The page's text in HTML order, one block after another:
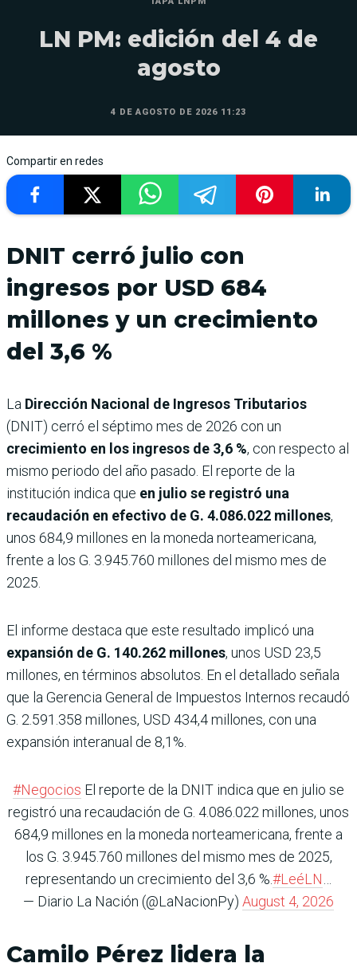
LN PM: edición del 4 de
agosto
4 DE AGOSTO DE 2026 11:23
Compartir en redes
DNIT cerró julio con
ingresos por USD 684
millones y un crecimiento
del 3,6 %
La Dirección Nacional de Ingresos Tributarios
(DNIT) cerró el séptimo mes de 2026 con un
crecimiento en los ingresos de 3,6 %, con respecto al
mismo periodo del año pasado. El reporte de la
institución indica que en julio se registró una
recaudación en efectivo de G. 4.086.022 millones,
unos 684,9 millones en la moneda norteamericana,
frente a los G. 3.945.760 millones del mismo mes de
2025.
El informe destaca que este resultado implicó una
expansión de G. 140.262 millones, unos USD 23,5
millones, en términos absolutos. En el detallado señala
que la Gerencia General de Impuestos Internos recaudó
G. 2.591.358 millones, USD 434,4 millones, con una
expansión interanual de 8,1%.
#Negocios El reporte de la DNIT indica que en julio se
registró una recaudación de G. 4.086.022 millones, unos
684,9 millones en la moneda norteamericana, frente a
los G. 3.945.760 millones del mismo mes de 2025,
representando un crecimiento del 3,6 %.#LeéLN
— Diario La Nación (@LaNacionPy) August 4, 2026
Camilo Pérez lidera la